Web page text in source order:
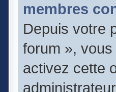
membres
Depuis votre
forum »,
activez cette